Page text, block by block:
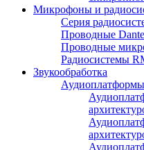
Микрофоны и
Серия
Проводные
Проводные
Радиосистемы
Звукообработка